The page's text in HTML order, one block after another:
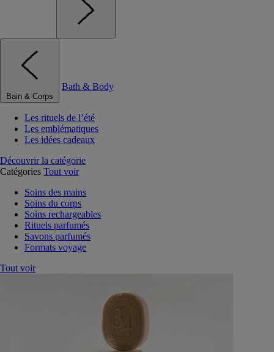
Bain & Corps
Bath & Body
Les rituels de l’été
Les emblématiques
Les idées cadeaux
Découvrir la catégorie
Catégories Tout voir
Soins des mains
Soins du corps
Soins rechargeables
Rituels parfumés
Savons parfumés
Formats voyage
Tout voir